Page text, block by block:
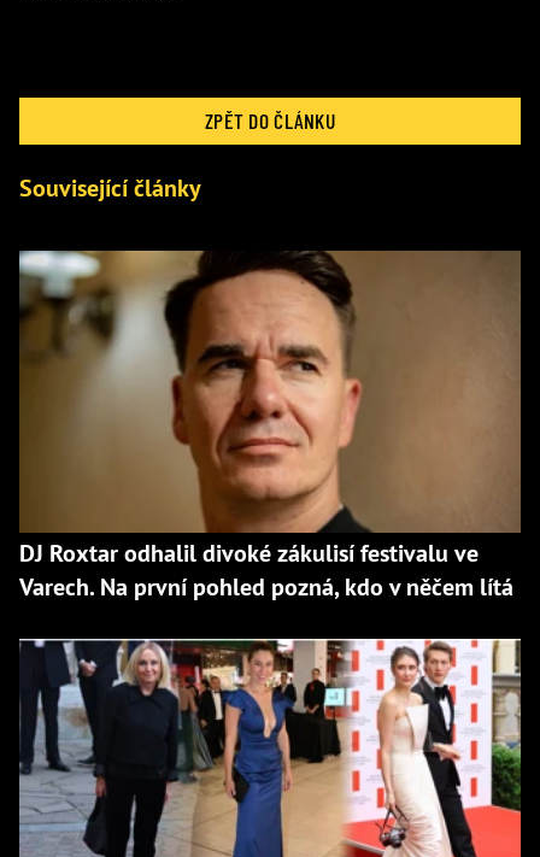
ZPĚT DO ČLÁNKU
Související články
DJ Roxtar odhalil divoké zákulisí festivalu ve
Varech. Na první pohled pozná, kdo v něčem lítá